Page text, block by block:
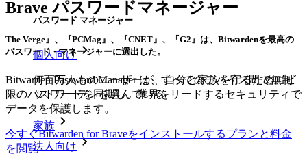
パスワード マネージャー
個人向け
何百万人ものユーザーが、自分と家族を守るためにビ
ットワーデンを選んでいる
家族
法人向け
Brave パスワードマネージャー
The Verge』、『PCMag』、『CNET』、『G2』は、Bitwardenを最高の
パスワード・マネージャーに選出した。
Bitwarden Password Manager は、すべてのデバイス間で無制
限のパスワードを同期し、業界をリードするセキュリティで
データを保護します。
今すぐBitwarden for Braveをインストールするプランと料金
を閲覧